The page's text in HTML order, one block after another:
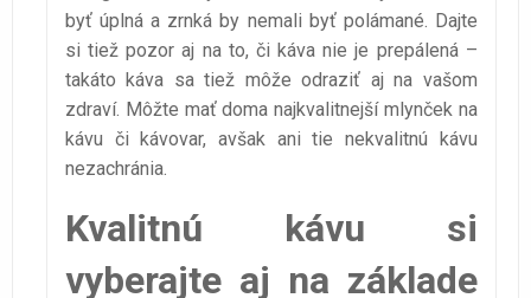
byť úplná a zrnká by nemali byť polámané. Dajte
si tiež pozor aj na to, či káva nie je prepálená –
takáto káva sa tiež môže odraziť aj na vašom
zdraví. Môžte mať doma najkvalitnejší mlynček na
kávu či kávovar, avšak ani tie nekvalitnú kávu
nezachránia.
Kvalitnú kávu si
vyberajte aj na základe